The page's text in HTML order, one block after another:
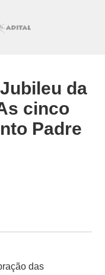
da
cinco
Padre
das